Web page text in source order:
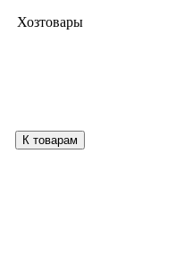
Хозтовары
К товарам